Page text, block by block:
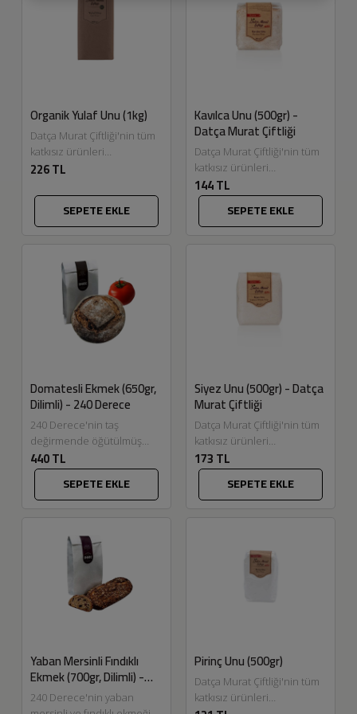
Organik Yulaf Unu (1kg)
Datça Murat Çiftliği'nin tüm
katkısız ürünleri
Eskitadında.com'da. Yulaf
dolayısıyla bağırsakların
çalışmasına yardımcı olur.
Yulaf,...
226 TL
SEPETE EKLE
Kavılca Unu (500gr) -
Datça Murat Çiftliği
Datça Murat Çiftliği'nin tüm
katkısız ürünleri
Eskitadında.com'da. Afiyet
olsun....
144 TL
SEPETE EKLE
Domatesli Ekmek (650gr,
Dilimli) - 240 Derece
240 Derece'nin taş
değirmende öğütülmüş
buğday ve tam buğday unu,
ekşi maya, kurutulmuş
domates ve taze biberiye...
440 TL
SEPETE EKLE
Siyez Unu (500gr) - Datça
Murat Çiftliği
Datça Murat Çiftliği'nin tüm
katkısız ürünleri
Eskitadında.com'da. Afiyet
olsun....
173 TL
SEPETE EKLE
Yaban Mersinli Fındıklı
Ekmek (700gr, Dilimli) -
240 Derece
240 Derece'nin yaban
Pirinç Unu (500gr)
Datça Murat Çiftliği'nin tüm
katkısız ürünleri